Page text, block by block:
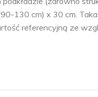
130 cm) x 30 cm.
referencyjną ze